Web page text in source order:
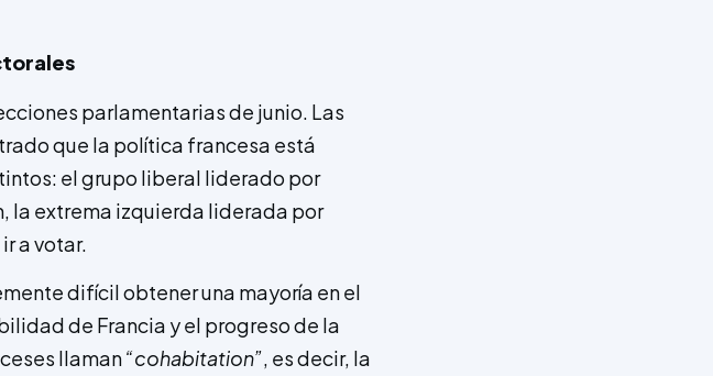
parlamentarias de junio. Las
que la política francesa está
el grupo liberal liderado por
la extrema izquierda liderada por
a votar.
difícil obtener una mayoría en el
de Francia y el progreso de la
llaman“cohabitation”, es decir, la